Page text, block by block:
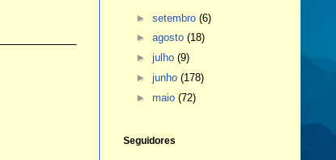
►setembro(6)
►agosto(18)
►julho(9)
►junho(178)
►maio(72)
Seguidores